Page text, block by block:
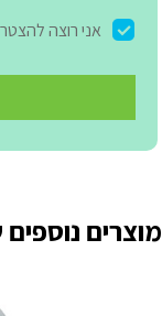
מוצרים נוספים